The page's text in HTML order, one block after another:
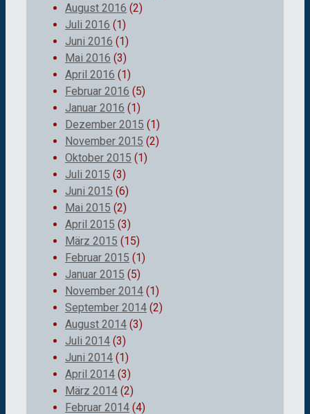
August 2016 (2)
Juli 2016 (1)
Juni 2016 (1)
Mai 2016 (3)
April 2016 (1)
Februar 2016 (5)
Januar 2016 (1)
Dezember 2015 (1)
November 2015 (2)
Oktober 2015 (1)
Juli 2015 (3)
Juni 2015 (6)
Mai 2015 (2)
April 2015 (3)
März 2015 (15)
Februar 2015 (1)
Januar 2015 (5)
November 2014 (1)
September 2014 (2)
August 2014 (3)
Juli 2014 (3)
Juni 2014 (1)
April 2014 (3)
März 2014 (2)
Februar 2014 (4)